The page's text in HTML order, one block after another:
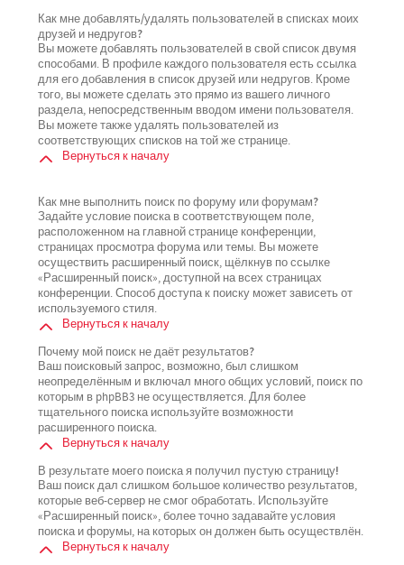
Как мне добавлять/удалять пользователей в списках моих
друзей и недругов?
Вы можете добавлять пользователей в свой список двумя
способами. В профиле каждого пользователя есть ссылка
для его добавления в список друзей или недругов. Кроме
того, вы можете сделать это прямо из вашего личного
раздела, непосредственным вводом имени пользователя.
Вы можете также удалять пользователей из
соответствующих списков на той же странице.
Вернуться к началу
Как мне выполнить поиск по форуму или форумам?
Задайте условие поиска в соответствующем поле,
расположенном на главной странице конференции,
страницах просмотра форума или темы. Вы можете
осуществить расширенный поиск, щёлкнув по ссылке
«Расширенный поиск», доступной на всех страницах
конференции. Способ доступа к поиску может зависеть от
используемого стиля.
Вернуться к началу
Почему мой поиск не даёт результатов?
Ваш поисковый запрос, возможно, был слишком
неопределённым и включал много общих условий, поиск по
которым в phpBB3 не осуществляется. Для более
тщательного поиска используйте возможности
расширенного поиска.
Вернуться к началу
В результате моего поиска я получил пустую страницу!
Ваш поиск дал слишком большое количество результатов,
которые веб-сервер не смог обработать. Используйте
«Расширенный поиск», более точно задавайте условия
поиска и форумы, на которых он должен быть осуществлён.
Вернуться к началу